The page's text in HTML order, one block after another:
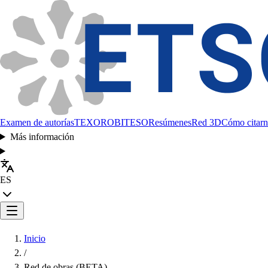
Examen de autoríasTEXOROBITESOResúmenesRed 3DCómo
Más información
ES
Inicio
/